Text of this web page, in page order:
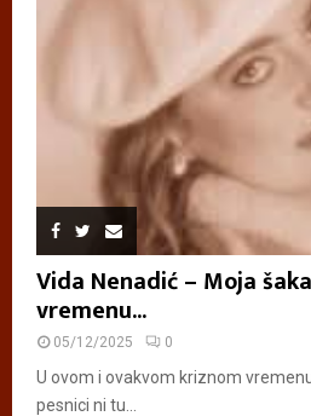
Vida Nenadić – Moja
vremenu...
05/12/2025 0
U ovom i ovakvom kriznom
pesnici ni tu...